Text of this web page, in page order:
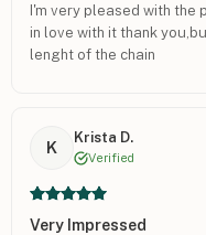
I'm very pleased with
in love with it thank
lenght of the chain
K
Krista D.
Verified
Very Impressed